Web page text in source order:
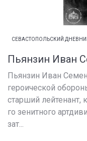
СЕВАСТОПОЛЬСКИЙ
Пьянзин Иван
Пьянзин Иван
героической
старший лейтенант,
го зенитного
зат...